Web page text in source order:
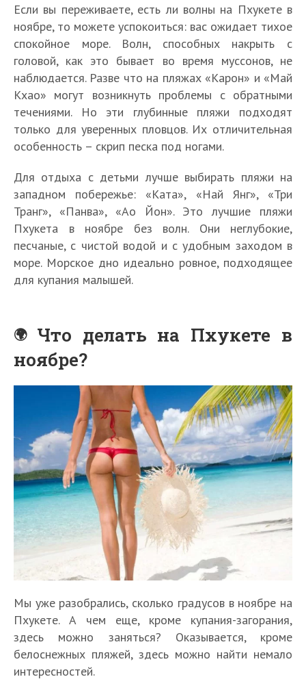
Если вы переживаете, есть ли волны на Пхукете в
ноябре, то можете успокоиться: вас ожидает тихое
спокойное море. Волн, способных накрыть с
головой, как это бывает во время муссонов, не
наблюдается. Разве что на пляжах «Карон» и «Май
Кхао» могут возникнуть проблемы с обратными
течениями. Но эти глубинные пляжи подходят
только для уверенных пловцов. Их отличительная
особенность – скрип песка под ногами.
Для отдыха с детьми лучше выбирать пляжи на
западном побережье: «Ката», «Най Янг», «Три
Транг», «Панва», «Ао Йон». Это лучшие пляжи
Пхукета в ноябре без волн. Они неглубокие,
песчаные, с чистой водой и с удобным заходом в
море. Морское дно идеально ровное, подходящее
для купания малышей.
Что делать на Пхукете в
ноябре?
Мы уже разобрались, сколько градусов в ноябре на
Пхукете. А чем еще, кроме купания-загорания,
здесь можно заняться? Оказывается, кроме
белоснежных пляжей, здесь можно найти немало
интересностей.